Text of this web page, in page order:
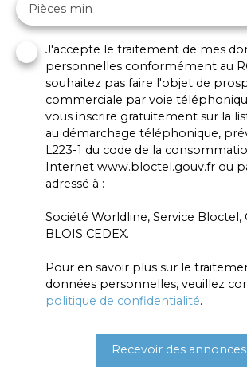
Pièces min
J'accepte le traitement de mes
personnelles conformément au
souhaitez pas faire l'objet de
commerciale par voie
vous inscrire gratuitement sur la
au démarchage téléphonique,
L223-1 du code de la
Internet www.bloctel.gouv.fr ou
adressé à :
Société Worldline, Service Bloctel,
BLOIS CEDEX.
Pour en savoir plus sur le
données personnelles, veuillez
politique de confidentialité.
Recevoir des annonces